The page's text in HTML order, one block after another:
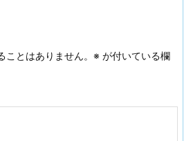
ことはありません。 ※ が付いている欄